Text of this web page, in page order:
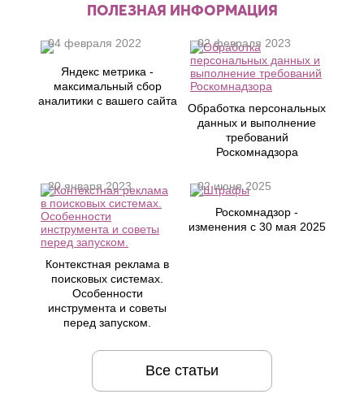
ПОЛЕЗНАЯ ИНФОРМАЦИЯ
Яндекс метрика -
максимальный сбор
аналитики с вашего сайта
04 февраля 2022
Обработка персональных
данных и выполнение
требований
Роскомнадзора
02 февраля 2023
Контекстная реклама в
поисковых системах.
Особенности
инструмента и советы
перед запуском.
20 января 2023
Роскомнадзор -
изменения с 30 мая 2025
02 июня 2025
Все статьи